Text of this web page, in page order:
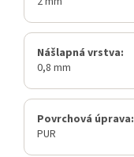
Nášlapná vrstva:
0,8 mm
Povrchová úprava:
PUR